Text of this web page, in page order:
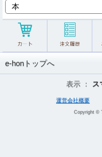
e-honトップへ
表示 ： ス
運営会社概要
Copyright ©